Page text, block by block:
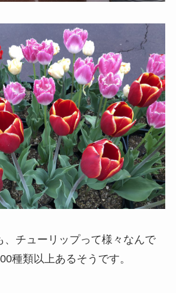
、チューリップって様々なんで
種類以上あるそうです。